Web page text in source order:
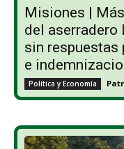
Misiones |
del aserradero
sin respuestas
e
Política y Economía